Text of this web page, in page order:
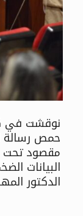
نوقشت في
حمص رسالة
مقصود تحت
البيانات
الدكتور